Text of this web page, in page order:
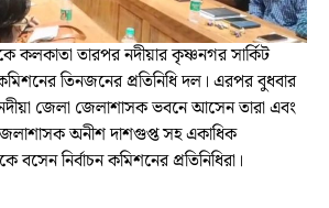
কলকাতা তারপর নদীয়ার কৃষ্ণনগর সার্কিট
তিনজনের প্রতিনিধি দল। এরপর বুধবার
জেলা জেলাশাসক ভবনে আসেন তারা এবং
অনীশ দাশগুপ্ত সহ একাধিক
বসেন নির্বাচন কমিশনের প্রতিনিধিরা।